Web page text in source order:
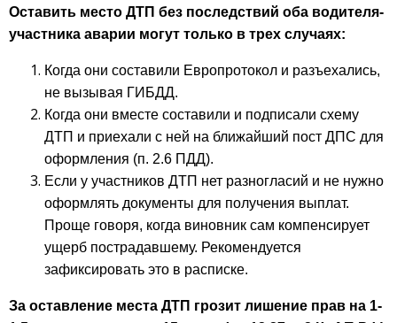
Оставить место ДТП без последствий оба водителя-
участника аварии могут только в трех случаях:
Когда они составили Европротокол и разъехались,
не вызывая ГИБДД.
Когда они вместе составили и подписали схему
ДТП и приехали с ней на ближайший пост ДПС для
оформления (п. 2.6 ПДД).
Если у участников ДТП нет разногласий и не нужно
оформлять документы для получения выплат.
Проще говоря, когда виновник сам компенсирует
ущерб пострадавшему. Рекомендуется
зафиксировать это в расписке.
За оставление места ДТП грозит лишение прав на 1-